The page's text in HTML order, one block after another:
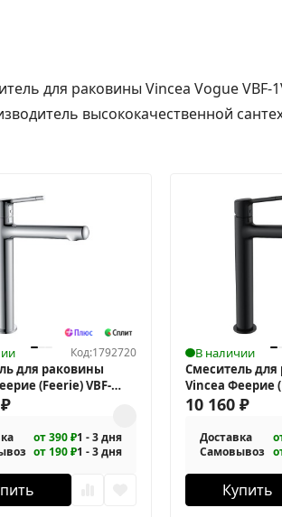
для раковины Vincea Vogue
высококачественной
Код:1792720
для раковины
(Feerie) VBF-
₽
от 390 ₽1 - 3 дня
от 190 ₽1 - 3 дня
В наличии
Смеситель
Vincea Феерие
5FE2MB
10 160₽
Доставка
Самовывоз
Купить